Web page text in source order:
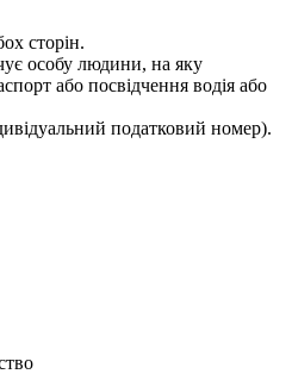
сторін.
особу людини, на яку
або посвідчення водія або
податковий номер).